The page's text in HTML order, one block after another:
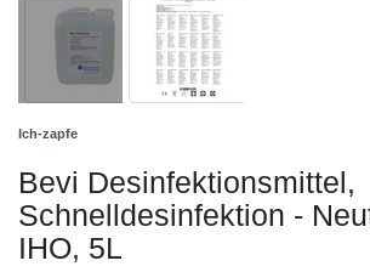
Ich-zapfe
Bevi Desinfektionsmittel,
Schnelldesinfektion -
IHO, 5L